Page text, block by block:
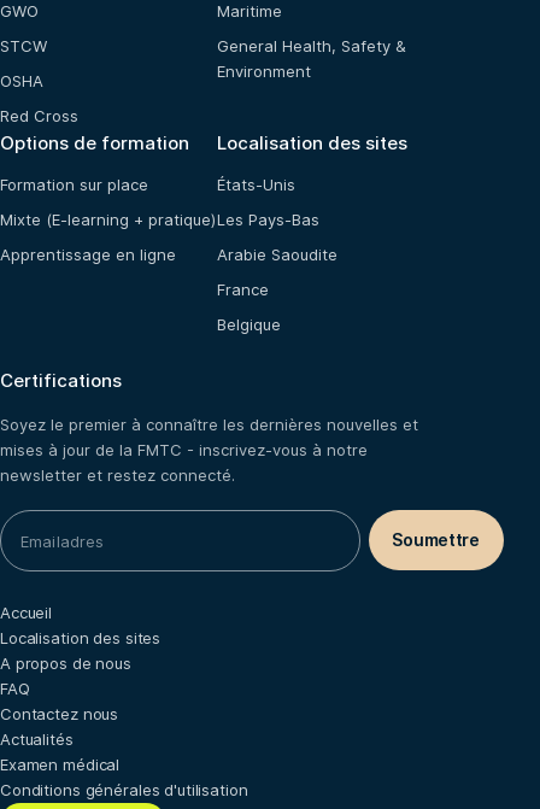
GWO
STCW
OSHA
Red Cross
Maritime
General Health, Safety &
Environment
Options de formation
Formation sur place
Mixte (E-learning + pratique)
Apprentissage en ligne
Localisation des sites
États-Unis
Les Pays-Bas
Arabie Saoudite
France
Belgique
Certifications
Soyez le premier à connaître les dernières nouvelles et
mises à jour de la FMTC - inscrivez-vous à notre
newsletter et restez connecté.
Accueil
Localisation des sites
A propos de nous
FAQ
Contactez nous
Actualités
Examen médical
Conditions générales d'utilisation